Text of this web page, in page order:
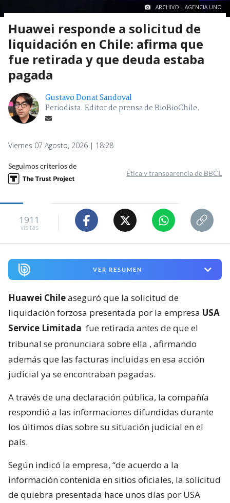
ARCHIVO | AGENCIA UNO
Huawei responde a solicitud de
liquidación en Chile: afirma que
fue retirada y que deuda estaba
pagada
Gustavo Donat Sandoval
Periodista. Editor de prensa de BioBioChile.
Viernes 07 Agosto, 2026 | 18:28
Seguimos criterios de
Ética y transparencia de BBCL
1911
visitas
VER RESUMEN
Huawei Chileaseguró que la solicitud de
liquidación forzosa presentada por la empresa USA
Service Limitada fue retirada antes de que el
tribunal se pronunciara sobre ella , afirmando
además que las facturas incluidas en esa acción
judicial ya se encontraban pagadas.
A través de una declaración pública, la compañía
respondió a las informaciones difundidas durante
los últimos días sobre su situación judicial en el
país.
Según indicó la empresa, “de acuerdo a la
información contenida en sitios oficiales, la solicitud
de quiebra presentada hace unos días por USA